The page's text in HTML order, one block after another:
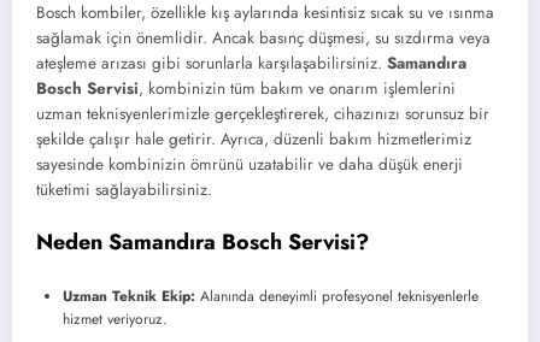
Bosch kombiler, özellikle kış aylarında kesintisiz sıcak su ve ısınma
sağlamak için önemlidir. Ancak basınç düşmesi, su sızdırma veya
ateşleme arızası gibi sorunlarla karşılaşabilirsiniz. Samandıra
Bosch Servisi, kombinizin tüm bakım ve onarım işlemlerini
uzman teknisyenlerimizle gerçekleştirerek, cihazınızı sorunsuz bir
şekilde çalışır hale getirir. Ayrıca, düzenli bakım hizmetlerimiz
sayesinde kombinizin ömrünü uzatabilir ve daha düşük enerji
tüketimi sağlayabilirsiniz.
Neden Samandıra Bosch Servisi?
Uzman Teknik Ekip: Alanında deneyimli profesyonel teknisyenlerle
hizmet veriyoruz.